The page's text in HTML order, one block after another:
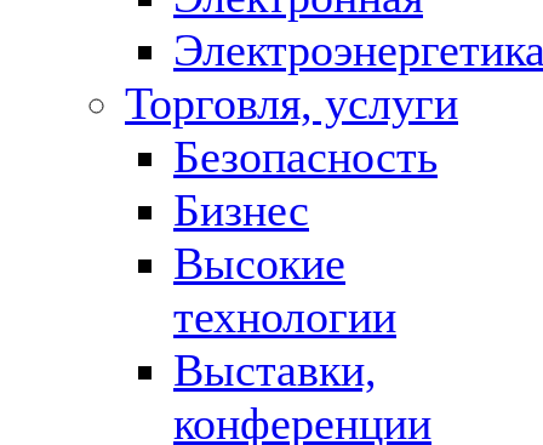
Торговля, услуги
Безопасность
Бизнес
Высокие
технологии
Выставки,
конференции